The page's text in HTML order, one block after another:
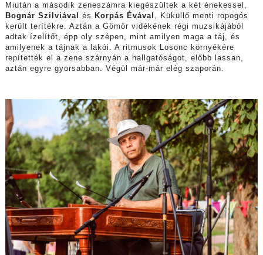
Miután a második zeneszámra kiegészültek a két énekessel,
Bognár Szilviával
és Korpás Évával , Küküllő menti ropogós
került terítékre. Aztán a Gömör vidékének régi muzsikájából
adtak ízelítőt, épp oly szépen, mint amilyen maga a táj, és
amilyenek a tájnak a lakói. A ritmusok Losonc környékére
repítették el a zene szárnyán a hallgatóságot, előbb lassan,
aztán egyre gyorsabban. Végül már-már elég szaporán.